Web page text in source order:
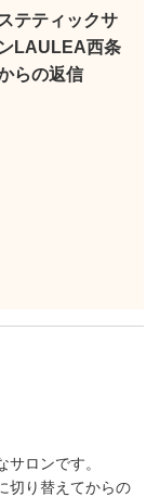
テティックサ
LAULEA西条
らの返信
ロンです。
切り替えてからの